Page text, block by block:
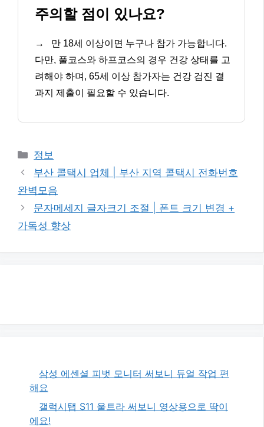
주의할 점이 있나요?
→
만 18세 이상이면 누구나 참가 가능합니다.
다만, 풀코스와 하프코스의 경우 건강 상태를 고
려해야 하며, 65세 이상 참가자는 건강 검진 결
과지 제출이 필요할 수 있습니다.
카
테
고
리
정보
부산 콜택시 업체 | 부산 지역 콜택시 전화번호
완벽모음
문자메세지 글자크기 조절 | 폰트 크기 변경 +
가독성 향상
삼성 에센셜 피벗 모니터 써보니 듀얼 작업 편
해요
갤럭시탭 S11 울트라 써보니 영상용으로 딱이
에요!